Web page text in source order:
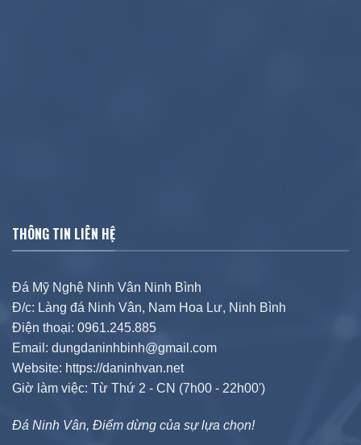
THÔNG TIN LIÊN HỆ
Đá Mỹ Nghệ Ninh Vân Ninh Bình
Đ/c: Làng đá Ninh Vân, Nam Hoa Lư, Ninh Bình
Điện thoại: 0961.245.885
Email: dungdaninhbinh@gmail.com
Website: https://daninhvan.net
Giờ làm việc: Từ Thứ 2 - CN (7h00 - 22h00')
Đá Ninh Vân, Điểm dừng của sự lựa chọn!